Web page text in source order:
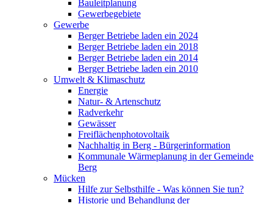
Bauleitplanung
Gewerbegebiete
Gewerbe
Berger Betriebe laden ein 2024
Berger Betriebe laden ein 2018
Berger Betriebe laden ein 2014
Berger Betriebe laden ein 2010
Umwelt & Klimaschutz
Energie
Natur- & Artenschutz
Radverkehr
Gewässer
Freiflächenphotovoltaik
Nachhaltig in Berg - Bürgerinformation
Kommunale Wärmeplanung in der Gemeinde
Berg
Mücken
Hilfe zur Selbsthilfe - Was können Sie tun?
Historie und Behandlung der